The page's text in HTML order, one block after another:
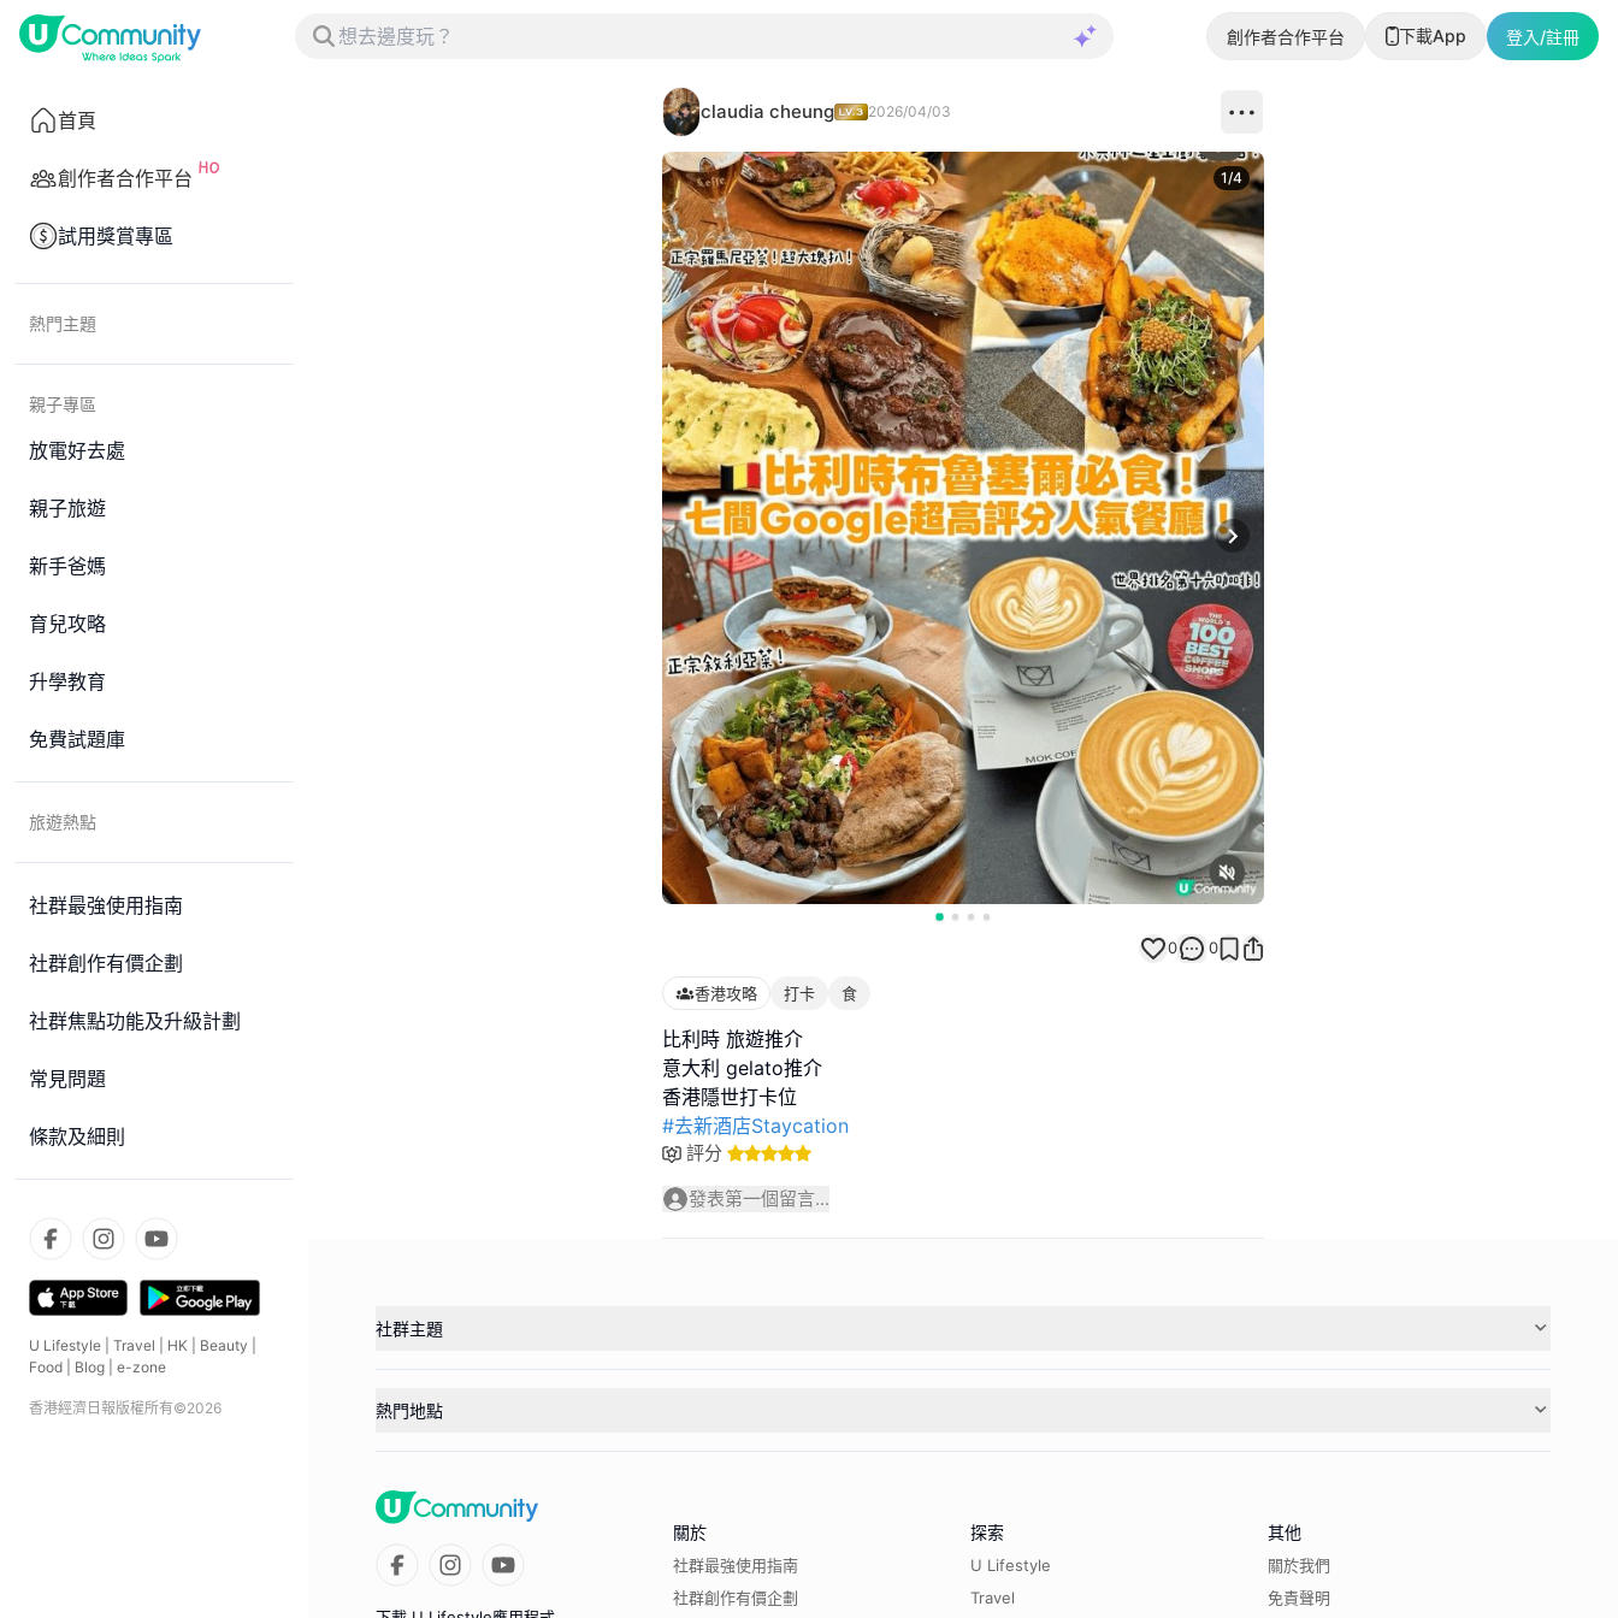
創作者合作平台 下載App 登入/註冊
首頁
創作者合作平台
試用獎賞專區
熱門主題
親子專區
放電好去處
親子旅遊
新手爸媽
育兒攻略
升學教育
免費試題庫
旅遊熱點
社群最強使用指南
社群創作有價企劃
社群焦點功能及升級計劃
常見問題
條款及細則
U Lifestyle Travel HK Beauty
Food
Blog e-zone
香港經濟日報版權所有©2026
claudia cheung 2026/04/03
Next slide
1/4
0 0
香港攻略 打卡 食
比利時 旅遊推介
意大利 gelato推介
#去新酒店Staycation
評分
發表第一個留言...
社群主題
熱門地點
關於
社群最強使用指南
社群創作有價企劃
探索
U Lifestyle
Travel
其他
關於我們
免責聲明